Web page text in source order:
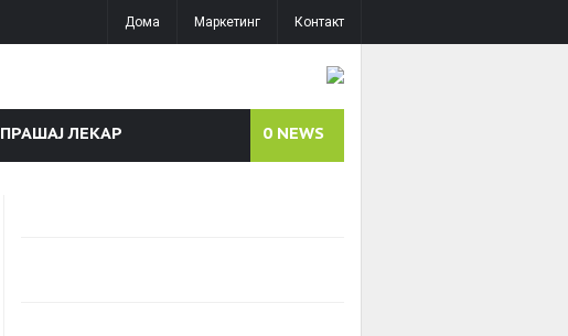
Дома Маркетинг Контакт
ПРАШАЈ ЛЕКАР 0 NEWS